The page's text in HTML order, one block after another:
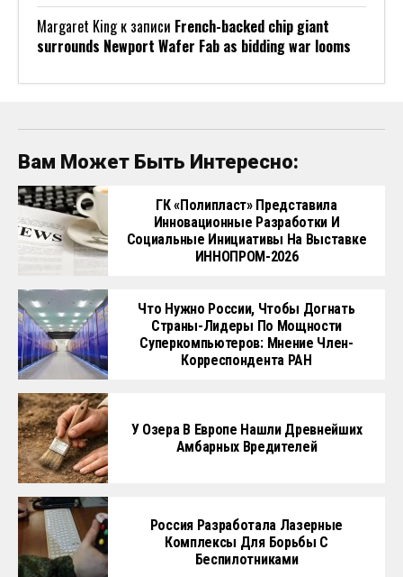
Margaret Kingк записи French-backed chip giant
surrounds Newport Wafer Fab as bidding war looms
Вам Может Быть Интересно:
ГК «Полипласт» Представила
Инновационные Разработки И
Социальные Инициативы На Выставке
ИННОПРОМ-2026
Что Нужно России, Чтобы Догнать
Страны-Лидеры По Мощности
Суперкомпьютеров: Мнение Член-
Корреспондента РАН
У Озера В Европе Нашли Древнейших
Амбарных Вредителей
Россия Разработала Лазерные
Комплексы Для Борьбы С
Беспилотниками